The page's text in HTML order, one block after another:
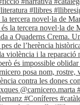
tercera novel·la de